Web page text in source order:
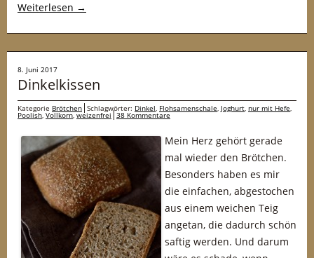
Weiterlesen →
8. Juni 2017
Dinkelkissen
Kategorie Brötchen Schlagwörter: Dinkel, Flohsamenschale, Joghurt, nur mit Hefe,
Poolish, Vollkorn,weizenfrei 38 Kommentare
Mein Herz gehört gerade
mal wieder den Brötchen.
Besonders haben es mir
die einfachen, abgestochen
aus einem weichen Teig
angetan, die dadurch schön
saftig werden. Und darum